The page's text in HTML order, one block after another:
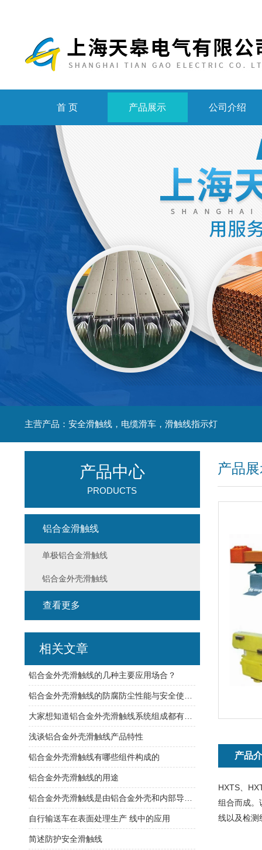
首 页 产品展示 公司介绍
主营产品：安全滑触线，电缆滑车，滑触线指示灯
产品
产品
HXTS、
组合而成。
线以及检测
产品中心
PRODUCTS
铝合金滑触线
单极铝合金滑触线
铝合金外壳滑触线
查看更多
相关文章
铝合金外壳滑触线的几种主要应用场合？
浅谈铝合金外壳滑触线产品特性
铝合金外壳滑触线有哪些组件构成的
铝合金外壳滑触线的用途
自行输送车在表面处理生产 线中的应用
简述防护安全滑触线